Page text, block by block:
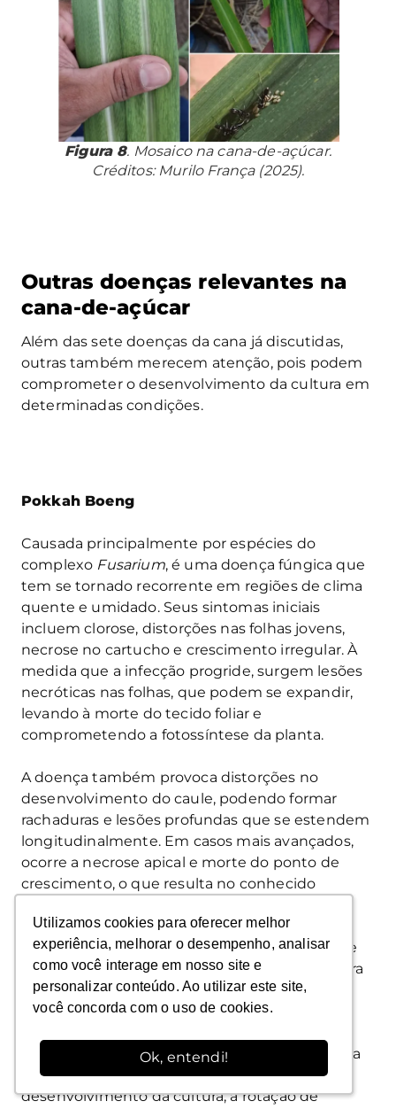
Utilizamos cookies para oferecer melhor
experiência, melhorar o desempenho, analisar
como você interage em nosso site e
personalizar conteúdo. Ao utilizar este site,
você concorda com o uso de cookies.
Ok, entendi!
Utilizamos cookies para oferecer melhor
experiência, melhorar o desempenho, analisar
como você interage em nosso site e
personalizar conteúdo. Ao utilizar este site,
você concorda com o uso de cookies.
Ok, entendi!
Figura 8. Mosaico na cana-de-açúcar.
Créditos: Murilo França (2025).
Outras doenças relevantes na
cana-de-açúcar
Além das sete doenças da cana já discutidas,
outras também merecem atenção, pois podem
comprometer o desenvolvimento da cultura em
determinadas condições.
Pokkah Boeng
Causada principalmente por espécies do
complexo Fusarium, é uma doença fúngica que
tem se tornado recorrente em regiões de clima
quente e umidado. Seus sintomas iniciais
incluem clorose, distorções nas folhas jovens,
necrose no cartucho e crescimento irregular. À
medida que a infecção progride, surgem lesões
necróticas nas folhas, que podem se expandir,
levando à morte do tecido foliar e
comprometendo a fotossíntese da planta.
A doença também provoca distorções no
desenvolvimento do caule, podendo formar
rachaduras e lesões profundas que se estendem
longitudinalmente. Em casos mais avançados,
ocorre a necrose apical e morte do ponto de
crescimento, o que resulta no conhecido
coração — um sintoma particularmente grave,
pois afeta diretamente o transporte interno de
água e nutrientes, comprometendo a estrutura
da planta e a produtividade da lavoura.
como o uso de variedades menos suscetíveis, a
eliminação de focos da doença durante o
desenvolvimento da cultura, a rotação de